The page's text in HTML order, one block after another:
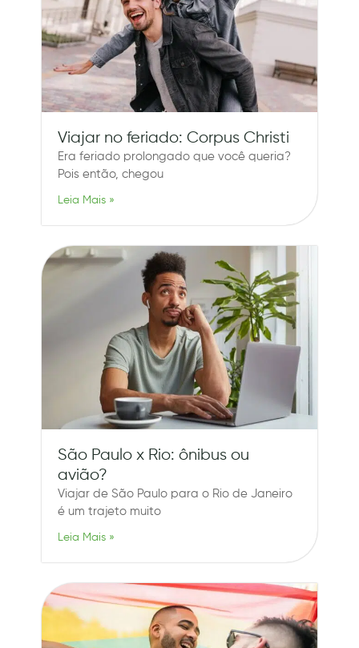
Viajar no feriado: Corpus Christi
Era feriado prolongado que você queria?
Pois então, chegou
Leia Mais »
São Paulo x Rio: ônibus ou
avião?
Viajar de São Paulo para o Rio de Janeiro
é um trajeto muito
Leia Mais »